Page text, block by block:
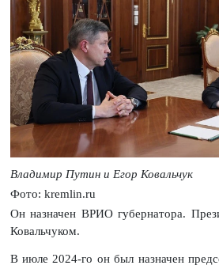
Владимир Путин и Егор Ковальчук
Фото: kremlin.ru
Он назначен ВРИО губернатора.
Ковальчуком.
В июле 2024-го он был назначен